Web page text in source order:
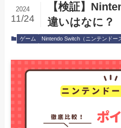
【検証】
違いはなに？
2024
11/24
ゲーム Nintendo Switch（ニンテンドー